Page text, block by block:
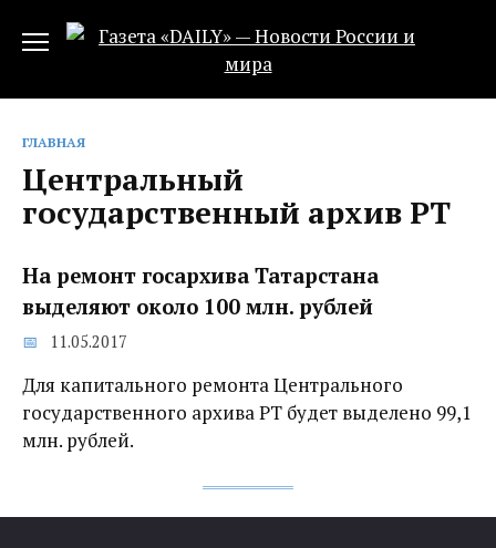
ГЛАВНАЯ
Центральный
государственный архив РТ
На ремонт госархива Татарстана
выделяют около 100 млн. рублей
11.05.2017
Для капитального ремонта Центрального
государственного архива РТ будет выделено 99,1
млн. рублей.